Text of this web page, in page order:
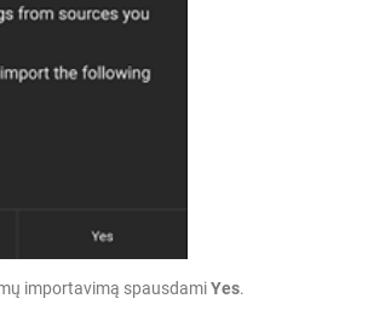
importavimą spausdamiYes.